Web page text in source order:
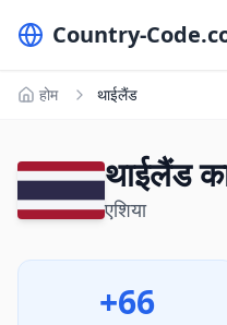
Country-
होम थाईलैंड
थाईलैंड
एशिया
+66